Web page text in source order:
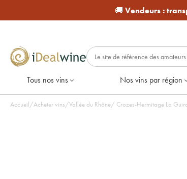
🚚 Vendeurs :
Tous nos vins Nos vins par région
Accueil/Acheter vins/Vallée du Rhône/ Crozes-Hermitage La